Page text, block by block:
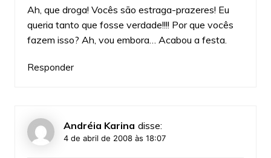
Ah, que droga! Vocês são estraga-prazeres! Eu
queria tanto que fosse verdade!!!! Por que vocês
fazem isso? Ah, vou embora… Acabou a festa.
Responder
Andréia Karina disse:
4 de abril de 2008 às 18:07